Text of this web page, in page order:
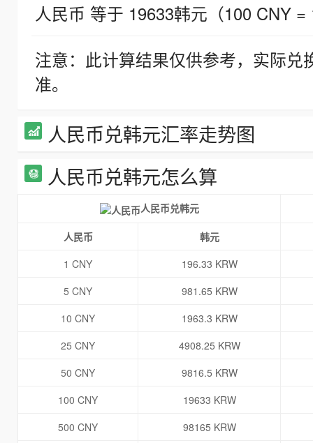
人民币 等于 19633韩元（100 CNY =
注意：此计算结果仅供参考，实际
准。
人民币兑韩元汇率走势图
人民币兑韩元怎么算
人民币兑韩元
人民币
韩元
1 CNY
196.33 KRW
5 CNY
981.65 KRW
10 CNY
1963.3 KRW
25 CNY
4908.25 KRW
50 CNY
9816.5 KRW
100 CNY
19633 KRW
500 CNY
98165 KRW